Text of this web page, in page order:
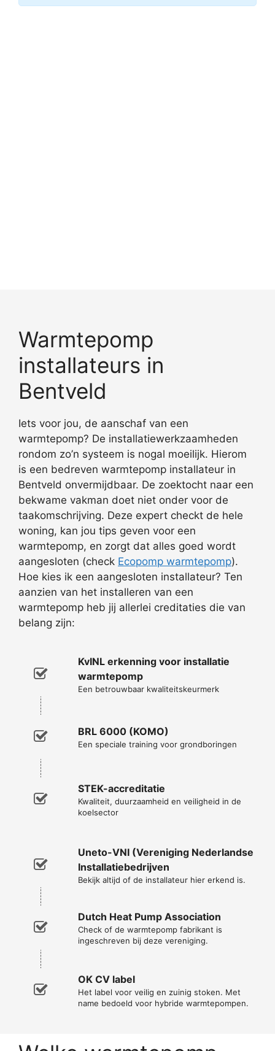
Warmtepomp
installateurs in
Bentveld
Iets voor jou, de aanschaf van een
warmtepomp? De installatiewerkzaamheden
rondom zo’n systeem is nogal moeilijk. Hierom
is een bedreven warmtepomp installateur in
Bentveld onvermijdbaar. De zoektocht naar een
bekwame vakman doet niet onder voor de
taakomschrijving. Deze expert checkt de hele
woning, kan jou tips geven voor een
warmtepomp, en zorgt dat alles goed wordt
aangesloten (check Ecopomp warmtepomp).
Hoe kies ik een aangesloten installateur? Ten
aanzien van het installeren van een
warmtepomp heb jij allerlei creditaties die van
belang zijn:
KvINL erkenning voor installatie
warmtepomp
Een betrouwbaar kwaliteitskeurmerk
BRL 6000 (KOMO)
Een speciale training voor grondboringen
STEK-accreditatie
Kwaliteit, duurzaamheid en veiligheid in de
koelsector
Uneto-VNI (Vereniging Nederlandse
Installatiebedrijven
Bekijk altijd of de installateur hier erkend is.
Dutch Heat Pump Association
Check of de warmtepomp fabrikant is
ingeschreven bij deze vereniging.
OK CV label
Het label voor veilig en zuinig stoken. Met
name bedoeld voor hybride warmtepompen.